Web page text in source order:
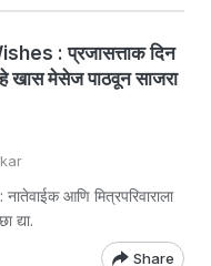
: प्रजासत्ताक दिन
हे खास मेसेज पाठवून साजरा
आणि मित्रपरिवाराला
द्या.
Share